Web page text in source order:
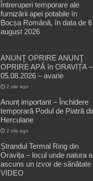
Întreruperi temporare ale
furnizării apei potabile în
Bocșa Română, în data de 6
august 2026
ANUNŢ OPRIRE ANUNŢ
OPRIRE APĂ în ORAVIȚA –
05.08.2026 – avarie
2 zile ago
Anunț important – Închidere
temporară Podul de Piatră
Herculane
2 zile ago
Ștrandul Termal Ring din
Oravița – locul unde natura a
ascuns un izvor de sănătate
VIDEO